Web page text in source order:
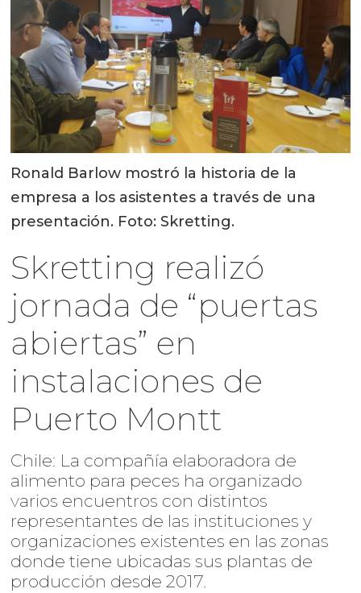
Ronald Barlow mostró la historia de la
empresa a los asistentes a través de una
presentación. Foto: Skretting.
Skretting realizó
jornada de “puertas
abiertas” en
instalaciones de
Puerto Montt
Chile: La compañía elaboradora de
alimento para peces ha organizado
varios encuentros con distintos
representantes de las instituciones y
organizaciones existentes en las zonas
donde tiene ubicadas sus plantas de
producción desde 2017.